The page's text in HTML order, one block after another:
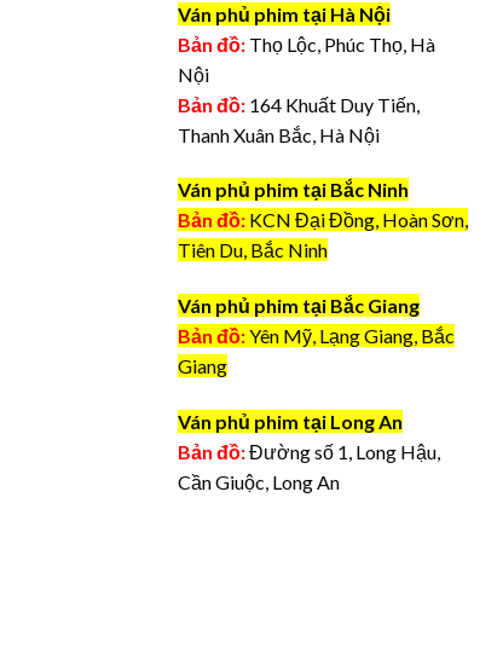
Ván phủ phim tại Hà Nội
Bản đồ: Thọ Lộc, Phúc Thọ, Hà
Nội
Bản đồ: 164 Khuất Duy Tiến,
Thanh Xuân Bắc, Hà Nội
Ván phủ phim tại Bắc Ninh
Bản đồ: KCN Đại Đồng, Hoàn Sơn,
Tiên Du, Bắc Ninh
Ván phủ phim tại Bắc Giang
Bản đồ:Yên Mỹ, Lạng Giang, Bắc
Giang
Ván phủ phim tại Long An
Bản đồ:Đường số 1, Long Hậu,
Cần Giuộc, Long An